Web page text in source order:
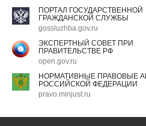
ПОРТАЛ ГОСУДАРСТВЕННОЙ
ГРАЖДАНСКОЙ СЛУЖБЫ
gossluzhba.gov.ru
ЭКСПЕРТНЫЙ СОВЕТ ПРИ
ПРАВИТЕЛЬСТВЕ РФ
open.gov.ru
НОРМАТИВНЫЕ ПРАВОВЫЕ
РОССИЙСКОЙ ФЕДЕРАЦИИ
pravo.minjust.ru